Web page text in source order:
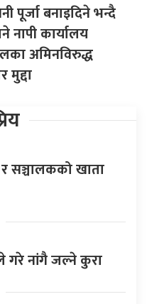
पूर्जा बनाइदिने भन्दै
नापी कार्यालय
अमिनविरुद्ध
मुद्दा
सञ्चालकको खाता
गरे नांगै जल्ने कुरा